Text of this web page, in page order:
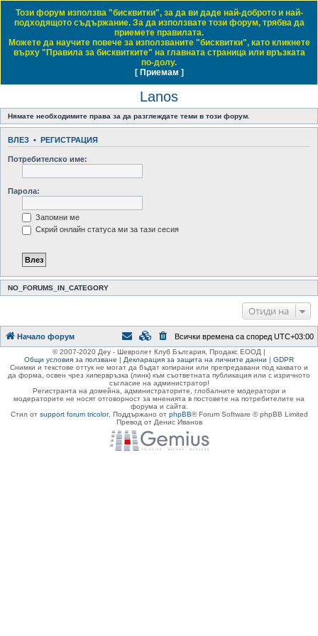
Daewoo & Chevrolet Club Bulgaria
ЧЗВ Правила на форума Влез
Регистрация
Начало форум Small Family Cars / Малки семейни автомобили Lanos
с
е
Виж активните теми
Lanos
Нямате необходимите права за да разглеждате теми в този форум.
ВЛЕЗ • РЕГИСТРАЦИЯ
Потребителско име:
Парола:
Запомни ме
Скрий онлайн статуса ми за тази сесия
NO_FORUMS_IN_CATEGORY
Отиди на
Този форум използва "бисквитки", за да ви даде най-доброто и най-
подходящото съдържание. За да използвате този форум, трябва да
приемете правилата.
Можете да научите повече за използваните "бисквитки", като кликнете
върху "Правила за бисквитките" на главната страница или връзката
по-долу.
[ Приемам ]
Начало форум Всички времена са според UTC+03:00
© 2007-2020 Деу - Шевролет Клуб България, Продакс ЕООД |
Общи условия за ползване | Декларация за защита на личните данни | GDPR
Снимки и текстове оттук не могат да бъдат копирани или препредавани под каквато и
да форма, освен чрез хипервръзка (линк) към съответната публикация или с изричното
съгласие на администратор!
Регистранта на домейна, администраторите, глобалните модератори и
модераторите не носят отговорност за мненията в постовете на потребителите на
форума и сайта.
Стил от support forum tricolor, Поддържано от phpBB® Forum Software © phpBB Limited
Превод от Денис Иванов